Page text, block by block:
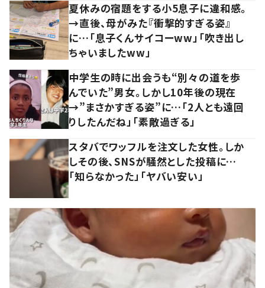
夏休みの宿題をする小5息子に違和感。
→直後、母がみた『衝撃的すぎる姿』
に…「息子くんサイコーww」「吹き出し
ちゃいましたww」
中学生の時に出会うも“別々の道を歩
んでいた”男女。しかし10年後の現在
→”まさかすぎる姿”に…「2人とも遠回
りしたんだね」「素敵過ぎる」
スタバでワッフルを注文した女性。しか
しその後、SNSが騒然とした投稿に…
「知らなかった」「ヤバい安い」